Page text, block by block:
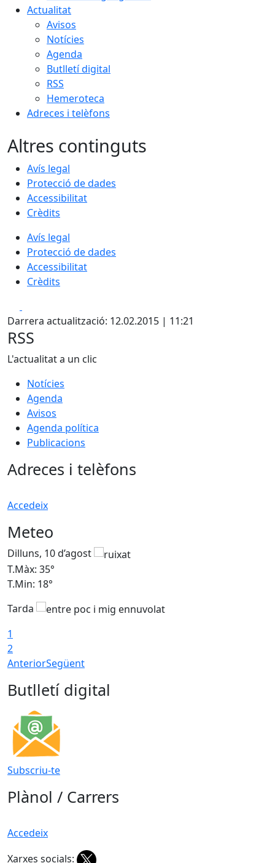
Actualitat
Avisos
Notícies
Agenda
Butlletí digital
RSS
Hemeroteca
Adreces i telèfons
Altres continguts
Avís legal
Protecció de dades
Accessibilitat
Crèdits
Avís legal
Protecció de dades
Accessibilitat
Crèdits
Darrera actualització: 12.02.2015 | 11:21
RSS
L'actualitat a un clic
Notícies
Agenda
Avisos
Agenda política
Publicacions
Adreces i telèfons
Accedeix
Meteo
Dilluns, 10 d’agost
T.Màx: 35°
T.Min: 18°
Tarda
1
2
AnteriorSegüent
Butlletí digital
Subscriu-te
Plànol / Carrers
Accedeix
Xarxes socials: